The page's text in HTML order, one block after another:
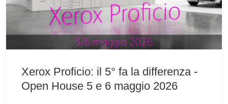
Xerox Proficio: il 5° fa la differenza -
Open House 5 e 6 maggio 2026